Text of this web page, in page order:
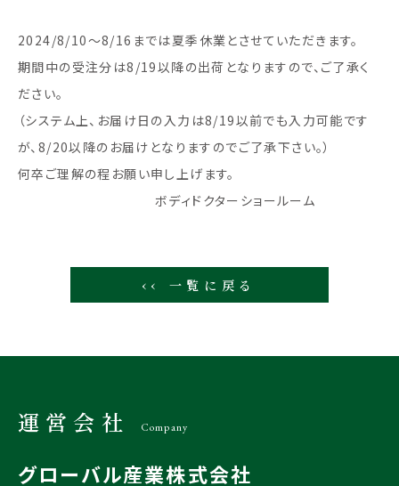
2024/8/10～8/16までは夏季休業とさせていただきます。
期間中の受注分は8/19以降の出荷となりますので、ご了承く
ださい。
（システム上、お届け日の入力は8/19以前でも入力可能です
が、8/20以降のお届けとなりますのでご了承下さい。）
何卒ご理解の程お願い申し上げます。
ボディドクターショールーム
‹‹ 一覧に戻る
運営会社 Company
グローバル産業株式会社